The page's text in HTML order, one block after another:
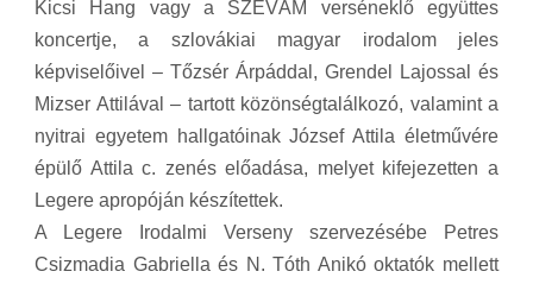
Kicsi Hang vagy a SZEVÁM verséneklő együttes
koncertje, a szlovákiai magyar irodalom jeles
képviselőivel – Tőzsér Árpáddal, Grendel Lajossal és
Mizser Attilával – tartott közönségtalálkozó, valamint a
nyitrai egyetem hallgatóinak József Attila életművére
épülő Attila c. zenés előadása, melyet kifejezetten a
Legere apropóján készítettek.
A Legere Irodalmi Verseny szervezésébe Petres
Csizmadia Gabriella és N. Tóth Anikó oktatók mellett